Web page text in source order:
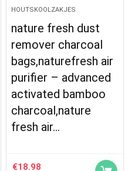
HOUTSKOOLZAKJES
nature fresh dust
remover charcoal
bags,naturefresh air
purifier – advanced
activated bamboo
charcoal,nature
fresh air…
€18.98